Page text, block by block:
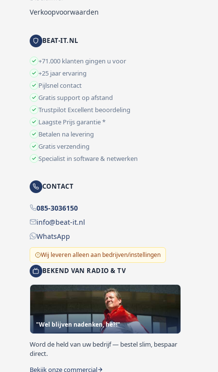
Verkoopvoorwaarden
BEAT-IT.NL
+71.000 klanten gingen u voor
+25 jaar ervaring
Pijlsnel contact
Gratis support op afstand
Trustpilot Excellent beoordeling
Laagste Prijs garantie *
Betalen na levering
Gratis verzending
Specialist in software & netwerken
CONTACT
085-3036150
info@beat-it.nl
WhatsApp
Wij leveren alleen aan bedrijven/instellingen
BEKEND VAN RADIO & TV
"Wel blijven nadenken, hè?!"
Word de held van uw bedrijf — bestel slim, bespaar
direct.
Bekijk onze commercial